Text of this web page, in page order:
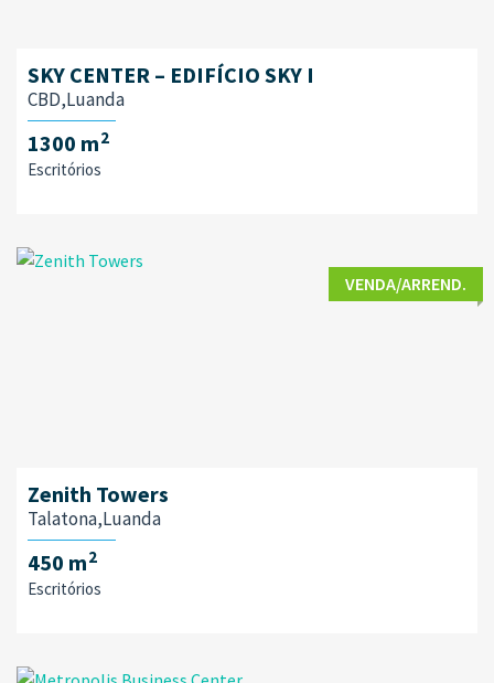
SKY CENTER – EDIFÍCIO SKY I
CBD,Luanda
1300 m2
Escritórios
VENDA/ARREND.
Zenith Towers
Talatona,Luanda
450 m2
Escritórios